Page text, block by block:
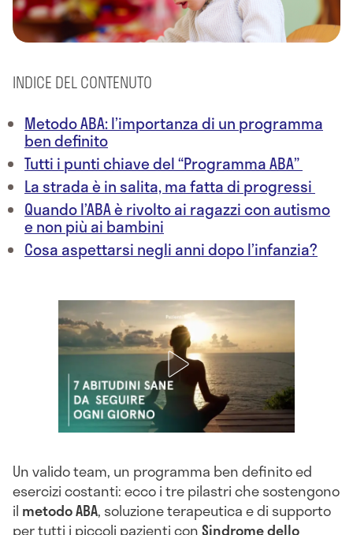
INDICE DEL CONTENUTO
Metodo ABA: l’importanza di un programma
ben definito
Tutti i punti chiave del “Programma ABA”
La strada è in salita, ma fatta di progressi
Quando l’ABA è rivolto ai ragazzi con autismo
e non più ai bambini
Cosa aspettarsi negli anni dopo l’infanzia?
Un valido team, un programma ben definito ed
esercizi costanti: ecco i tre pilastri che sostengono
il metodo ABA, soluzione terapeutica e di supporto
per tutti i piccoli pazienti conSindrome dello